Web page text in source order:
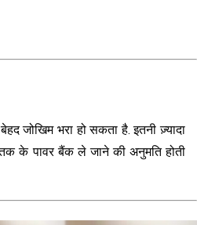
जोखिम भरा हो सकता है. इतनी ज़्यादा
के पावर बैंक ले जाने की अनुमति होती